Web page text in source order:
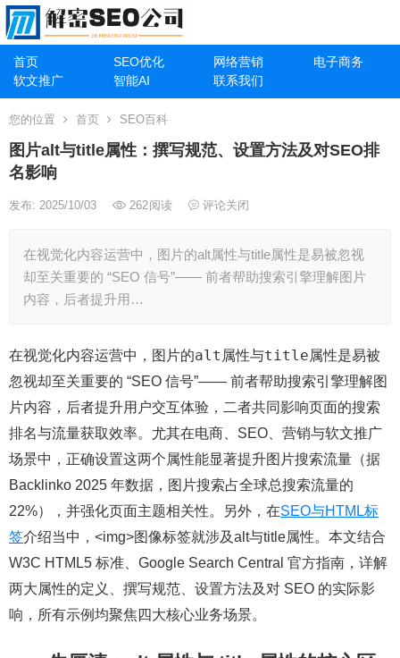
首页 SEO优化 网络营销
电子商务
软文推广
智能AI 联系我们
您的位置 首页 SEO百科
图片alt与title属性：撰写规范、设置方法及对SEO排
名影响
发布: 2025/10/03 262阅读 评论关闭
在视觉化内容运营中，图片的alt属性与title属性是易被忽视
却至关重要的 “SEO 信号”—— 前者帮助搜索引擎理解图片
内容，后者提升用…
在视觉化内容运营中，图片的alt 属性与title属性是易被
忽视却至关重要的 “SEO 信号”—— 前者帮助搜索引擎理解图
片内容，后者提升用户交互体验，二者共同影响页面的搜索
排名与流量获取效率。尤其在电商、SEO、营销与软文推广
场景中，正确设置这两个属性能显著提升图片搜索流量（据
Backlinko 2025 年数据，图片搜索占全球总搜索流量的
22%），并强化页面主题相关性。另外，在SEO与HTML标
签介绍当中，<img>图像标签就涉及alt与title属性。本文结合
W3C HTML5 标准、Google Search Central 官方指南，详解
两大属性的定义、撰写规范、设置方法及对 SEO 的实际影
响，所有示例均聚焦四大核心业务场景。